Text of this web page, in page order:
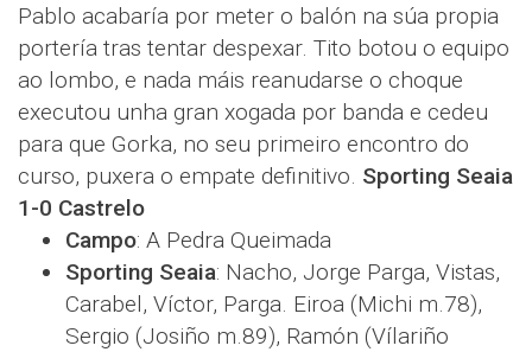
Pablo acabaría por meter o balón na súa propia
portería tras tentar despexar. Tito botou o equipo
ao lombo, e nada máis reanudarse o choque
executou unha gran xogada por banda e cedeu
para que Gorka, no seu primeiro encontro do
curso, puxera o empate definitivo. Sporting Seaia
1-0 Castrelo
Campo: A Pedra Queimada
Sporting Seaia: Nacho, Jorge Parga, Vistas,
Carabel, Víctor, Parga. Eiroa (Michi m.78),
Sergio (Josiño m.89), Ramón (Vílariño